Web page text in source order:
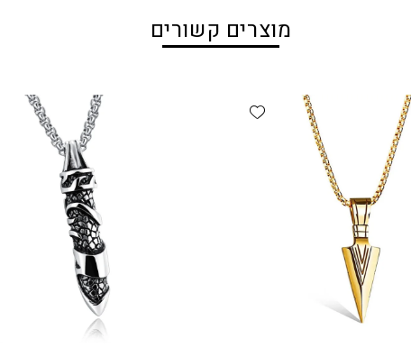
מוצרים קשורים
Add wishlist